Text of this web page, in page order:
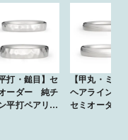
平打・鎚目】セ
ーダー 純チ
平打ペアリン
【甲丸・ミラ
ヘアライン仕
セミオーダー